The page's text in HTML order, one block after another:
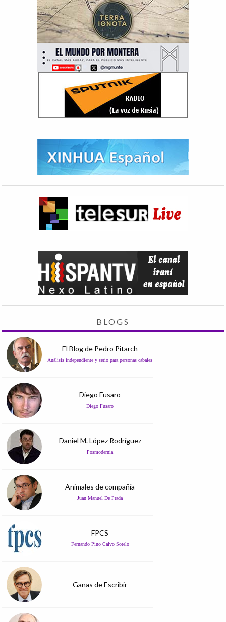
BLOGS
El Blog de Pedro Pitarch
Análisis independiente y serio para personas cabales
Diego Fusaro
Diego Fusaro
Daniel M. López Rodríguez
Posmodernia
Animales de compañía
Juan Manuel De Prada
FPCS
Fernando Pino Calvo Sotelo
Ganas de Escribir